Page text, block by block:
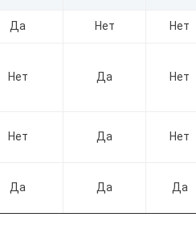
Да Нет Нет
Нет Да Нет
Нет Да Нет
Да Да Да